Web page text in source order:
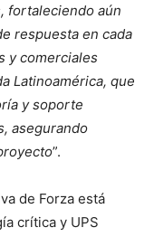
fortaleciendo aún
respuesta en cada
y comerciales
Latinoamérica, que
y soporte
asegurando
”.
de Forza está
crítica y UPS